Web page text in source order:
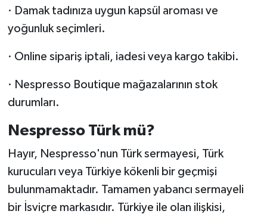
· Damak tadınıza uygun kapsül aroması ve
yoğunluk seçimleri.
· Online sipariş iptali, iadesi veya kargo takibi.
· Nespresso Boutique mağazalarının stok
durumları.
Nespresso Türk mü?
Hayır, Nespresso'nun Türk sermayesi, Türk
kurucuları veya Türkiye kökenli bir geçmişi
bulunmamaktadır. Tamamen yabancı sermayeli
bir İsviçre markasıdır. Türkiye ile olan ilişkisi,